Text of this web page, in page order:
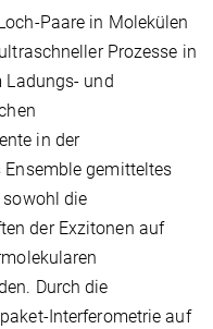
Paare in Molekülen
Prozesse in
Ladungs- und
in der
gemitteltes
sowohl die
der Exzitonen auf
Durch die
Interferometrie auf